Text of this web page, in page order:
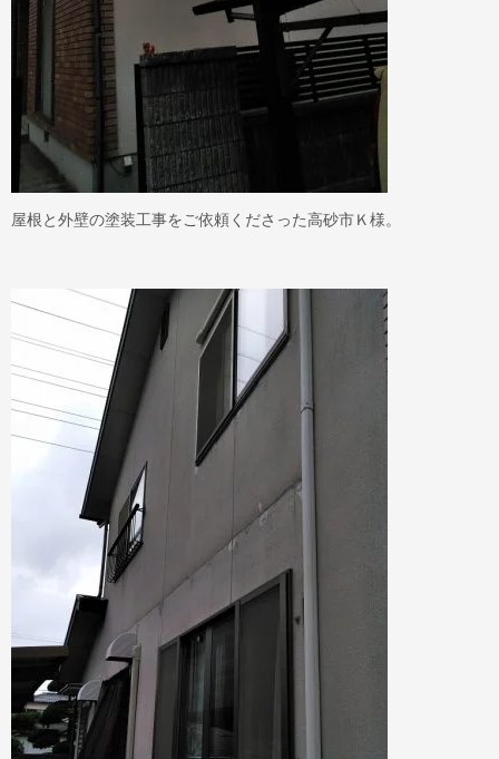
屋根と外壁の塗装工事をご依頼くださった高砂市Ｋ様。